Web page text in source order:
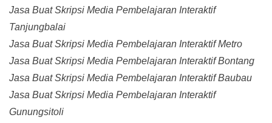
Jasa Buat Skripsi Media Pembelajaran Interaktif
Tanjungbalai
Jasa Buat Skripsi Media Pembelajaran Interaktif Metro
Jasa Buat Skripsi Media Pembelajaran Interaktif Bontang
Jasa Buat Skripsi Media Pembelajaran Interaktif Baubau
Jasa Buat Skripsi Media Pembelajaran Interaktif
Gunungsitoli